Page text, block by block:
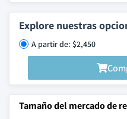
Explore nuestras
A partir de: $2,450
Tamaño del mercado de